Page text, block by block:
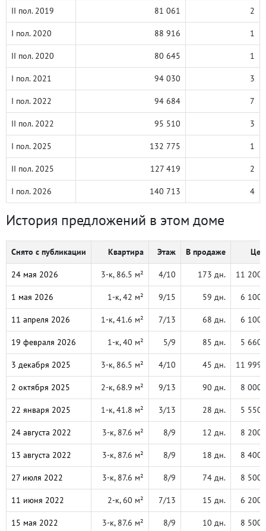
II пол. 2019 81 061 2
I пол. 2020 88 916 1
II пол. 2020 80 645 1
I пол. 2021 94 030 3
I пол. 2022 94 684 7
II пол. 2022 95 510 3
I пол. 2025 132 775 1
II пол. 2025 127 419 2
I пол. 2026 140 713 4
История предложений в этом доме
Снято с публикации Квартира Этаж В продаже
24 мая 2026 3-к, 86.5 м² 4/10 173 дн. 11 200
1 мая 2026 1-к, 42 м² 9/15 59 дн. 6 100
11 апреля 2026 1-к, 41.6 м² 7/13 68 дн. 6 100
19 февраля 2026 1-к, 40 м² 5/9 85 дн. 5 660
3 декабря 2025 3-к, 86.5 м² 4/10 45 дн. 11 999
2 октября 2025 2-к, 68.9 м² 9/13 90 дн. 8 000
22 января 2025 1-к, 41.8 м² 3/13 28 дн. 5 550
24 августа 2022 3-к, 87.6 м² 8/9 12 дн. 8 200
13 августа 2022 3-к, 87.6 м² 8/9 18 дн. 8 400
27 июля 2022 3-к, 87.6 м² 8/9 74 дн. 8 500
11 июня 2022 2-к, 60 м² 7/13 15 дн. 6 200
15 мая 2022 3-к, 87.6 м² 8/9 10 дн. 8 500